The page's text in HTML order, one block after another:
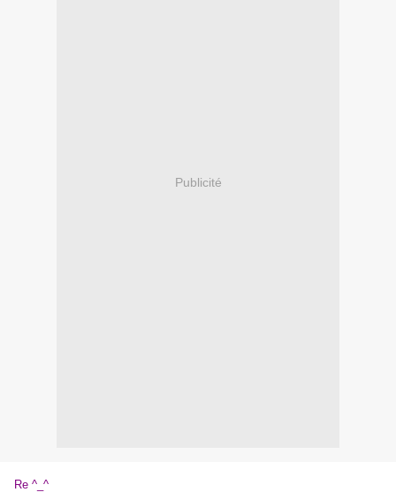
Publicité
Re ^_^